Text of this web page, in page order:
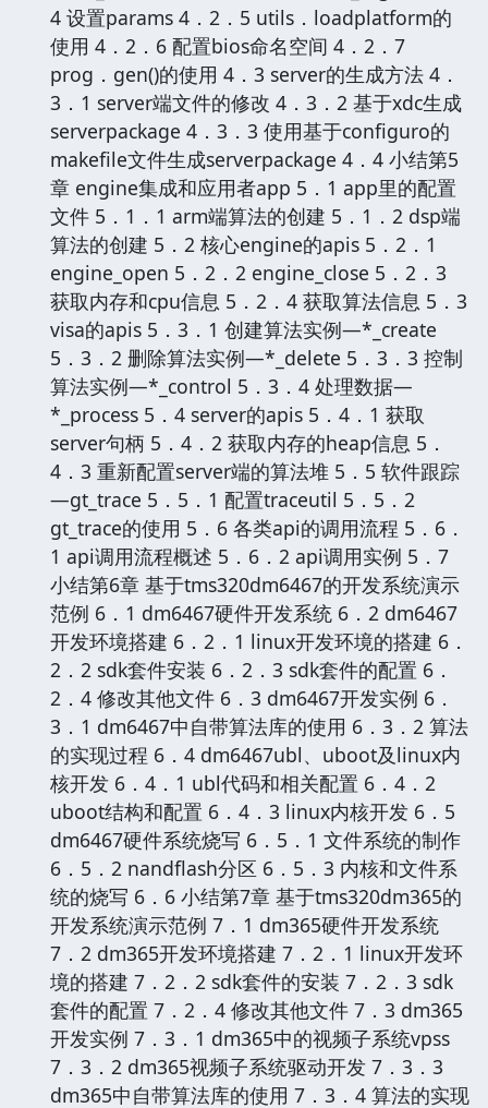
4 设置params 4．2．5 utils．loadplatform的
使用 4．2．6 配置bios命名空间 4．2．7
prog．gen()的使用 4．3 server的生成方法 4．
3．1 server端文件的修改 4．3．2 基于xdc生成
serverpackage 4．3．3 使用基于configuro的
makefile文件生成serverpackage 4．4 小结第5
章 engine集成和应用者app 5．1 app里的配置
文件 5．1．1 arm端算法的创建 5．1．2 dsp端
算法的创建 5．2 核心engine的apis 5．2．1
engine_open 5．2．2 engine_close 5．2．3
获取内存和cpu信息 5．2．4 获取算法信息 5．3
visa的apis 5．3．1 创建算法实例—*_create
5．3．2 删除算法实例—*_delete 5．3．3 控制
算法实例—*_control 5．3．4 处理数据—
*_process 5．4 server的apis 5．4．1 获取
server句柄 5．4．2 获取内存的heap信息 5．
4．3 重新配置server端的算法堆 5．5 软件跟踪
—gt_trace 5．5．1 配置traceutil 5．5．2
gt_trace的使用 5．6 各类api的调用流程 5．6．
1 api调用流程概述 5．6．2 api调用实例 5．7
小结第6章 基于tms320dm6467的开发系统演示
范例 6．1 dm6467硬件开发系统 6．2 dm6467
开发环境搭建 6．2．1 linux开发环境的搭建 6．
2．2 sdk套件安装 6．2．3 sdk套件的配置 6．
2．4 修改其他文件 6．3 dm6467开发实例 6．
3．1 dm6467中自带算法库的使用 6．3．2 算法
的实现过程 6．4 dm6467ubl、uboot及linux内
核开发 6．4．1 ubl代码和相关配置 6．4．2
uboot结构和配置 6．4．3 linux内核开发 6．5
dm6467硬件系统烧写 6．5．1 文件系统的制作
6．5．2 nandflash分区 6．5．3 内核和文件系
统的烧写 6．6 小结第7章 基于tms320dm365的
开发系统演示范例 7．1 dm365硬件开发系统
7．2 dm365开发环境搭建 7．2．1 linux开发环
境的搭建 7．2．2 sdk套件的安装 7．2．3 sdk
套件的配置 7．2．4 修改其他文件 7．3 dm365
开发实例 7．3．1 dm365中的视频子系统vpss
7．3．2 dm365视频子系统驱动开发 7．3．3
dm365中自带算法库的使用 7．3．4 算法的实现